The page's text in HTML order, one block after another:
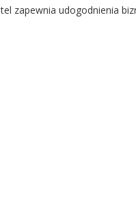
zapewnia udogodnienia